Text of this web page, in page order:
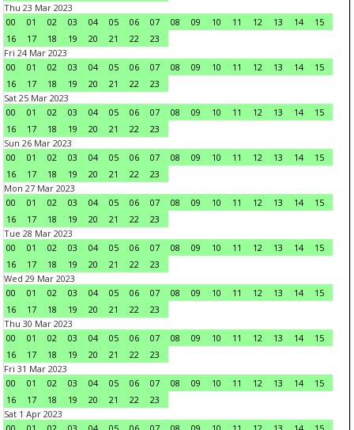
Thu 23 Mar 2023
00
01 02 03 04 05 06 07 08 09 10 11 12 13 14
15
16
17 18 19 20 21 22
23
Fri 24 Mar 2023
00
01 02 03 04 05 06 07 08 09 10 11 12 13 14
15
16
17 18 19 20 21 22
23
Sat 25 Mar 2023
00
01 02 03 04 05 06 07 08 09 10 11 12 13 14
15
16
17 18 19 20 21 22
23
Sun 26 Mar 2023
00
01 02 03 04 05 06 07 08 09 10 11 12 13 14
15
16
17 18 19 20 21 22
23
Mon 27 Mar 2023
00
01 02 03 04 05 06 07 08 09 10 11 12 13 14
15
16
17 18 19 20 21 22
23
Tue 28 Mar 2023
00
01 02 03 04 05 06 07 08 09 10 11 12 13 14
15
16
17 18 19 20 21 22
23
Wed 29 Mar 2023
00
01 02 03 04 05 06 07 08 09 10 11 12 13 14
15
16
17 18 19 20 21 22
23
Thu 30 Mar 2023
00
01 02 03 04 05 06 07 08 09 10 11 12 13 14
15
16
17 18 19 20 21 22
23
Fri 31 Mar 2023
00
01 02 03 04 05 06 07 08 09 10 11 12 13 14
15
16
17 18 19 20 21 22
23
Sat 1 Apr 2023